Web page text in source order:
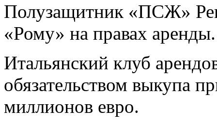
Полузащитник «ПСЖ»
«Рому» на правах аренды.
Итальянский клуб
обязательством выкупа
миллионов евро.